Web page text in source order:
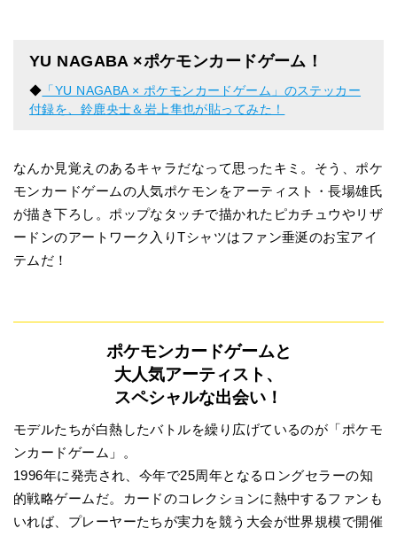
YU NAGABA ×ポケモンカードゲーム！
◆ 「YU NAGABA × ポケモンカードゲーム」のステッカー
付録を、鈴鹿央士＆岩上隼也が貼ってみた！
なんか見覚えのあるキャラだなって思ったキミ。そう、ポケ
モンカードゲームの人気ポケモンをアーティスト・長場雄氏
が描き下ろし。ポップなタッチで描かれたピカチュウやリザ
ードンのアートワーク入りTシャツはファン垂涎のお宝アイ
テムだ！
ポケモンカードゲームと
大人気アーティスト、
スペシャルな出会い！
モデルたちが白熱したバトルを繰り広げているのが「ポケモ
ンカードゲーム」。
1996年に発売され、今年で25周年となるロングセラーの知
的戦略ゲームだ。カードのコレクションに熱中するファンも
いれば、プレーヤーたちが実力を競う大会が世界規模で開催